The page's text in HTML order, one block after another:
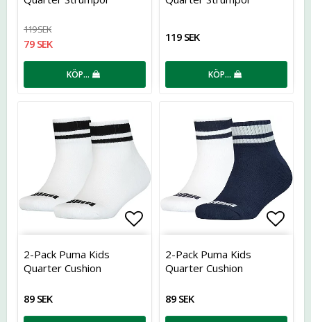
119 SEK
79 SEK
KÖP…
119 SEK
KÖP…
Lägg till i favoritlistan
2-Pack Puma Kids
Quarter Cushion
89 SEK
2-Pack Puma Kids
Quarter Cushion
89 SEK